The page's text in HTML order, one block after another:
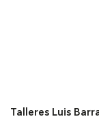
Talleres Luis